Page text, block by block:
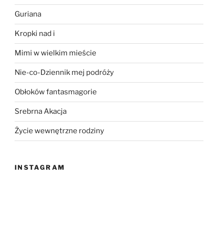
Guriana
Kropki nad i
Mimi w wielkim mieście
Nie-co-Dziennik mej podróży
Obłoków fantasmagorie
Srebrna Akacja
Życie wewnętrzne rodziny
INSTAGRAM